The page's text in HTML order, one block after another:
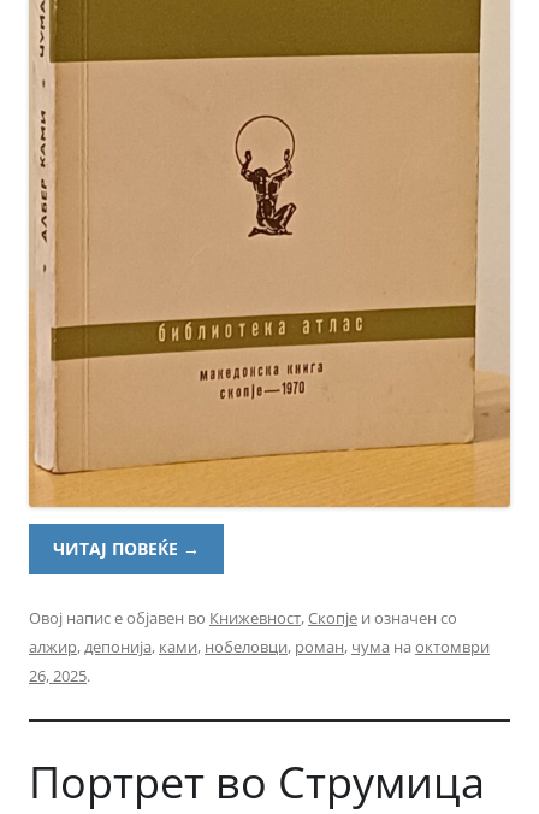
ЧИТАЈ ПОВЕЌЕ →
Овој напис е објавен во Книжевност,Скопје и означен со
алжир,депонија, ками, нобеловци, роман, чума на октомври
26, 2025.
Портрет во Струмица